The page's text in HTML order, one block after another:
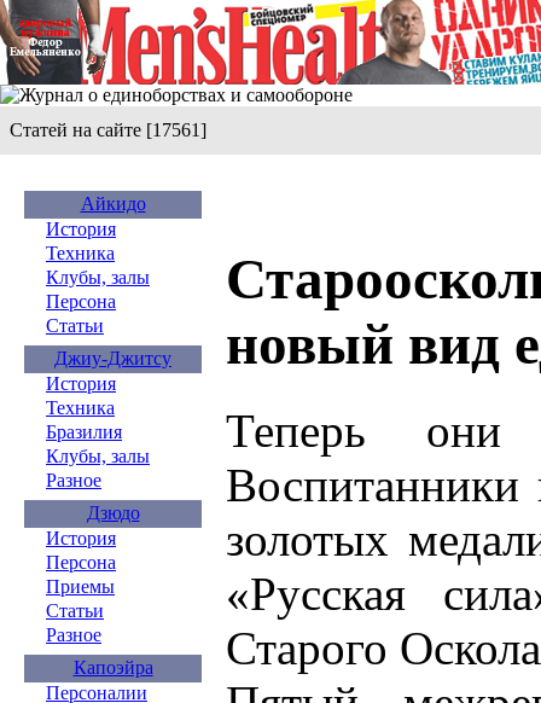
Статей на сайте [17561]
Айкидо
История
Техника
Клубы, залы
Персона
Статьи
Джиу-Джитсу
История
Техника
Бразилия
Клубы, залы
Разное
Дзюдо
История
Персона
Приемы
Статьи
Разное
Капоэйра
Персоналии
новый вид
Теперь они
Воспитанники
золотых
«Русская
Старого